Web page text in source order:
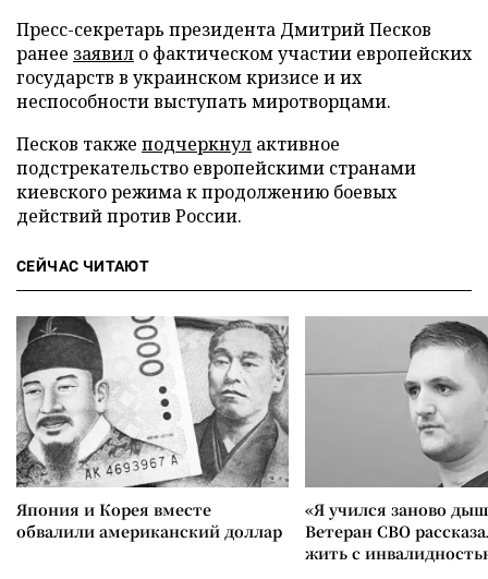
Пресс-секретарь президента Дмитрий Песков
ранее заявил о фактическом участии европейских
государств в украинском кризисе и их
неспособности выступать миротворцами.
Песков также подчеркнул активное
подстрекательство европейскими странами
киевского режима к продолжению боевых
действий против России.
СЕЙЧАС ЧИТАЮТ
Япония и Корея вместе
обвалили американский доллар
«Я учился заново
Ветеран СВО
жить с